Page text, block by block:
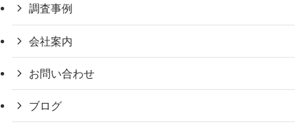
調査事例
会社案内
お問い合わせ
ブログ